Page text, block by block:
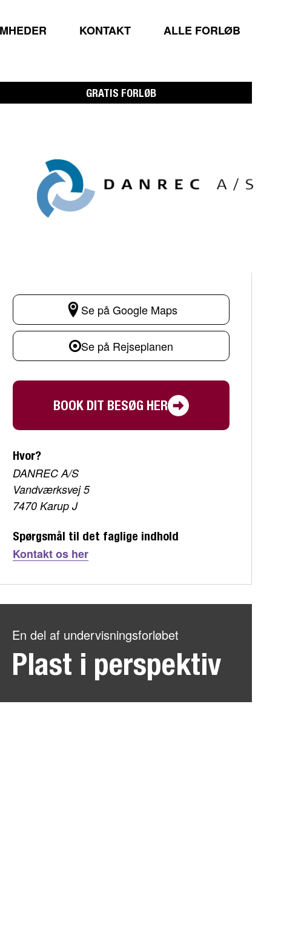
KONTAKT ALLE FORLØB
GRATIS FORLØB
Se på Google Maps
Se på Rejseplanen
BOOK DIT BESØG HER
Hvor?
DANREC A/S
Vandværksvej 5
7470 Karup J
Spørgsmål til det faglige indhold
Kontakt os her
En del af undervisningsforløbet
Plast i perspektiv